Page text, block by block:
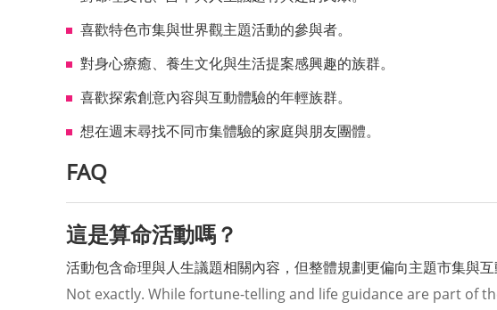
喜歡特色市集與世界觀主題活動的參與者。
對身心療癒、養生文化與生活提案感興趣的族群。
喜歡探索創意內容與互動體驗的年輕族群。
想在週末尋找不同市集體驗的家庭與朋友團體。
FAQ
這是算命活動嗎？
活動包含命理與人生議題相關內容，但整體規劃更偏向主題市集與互
Not exactly. While fortune-telling and life guidance are part of